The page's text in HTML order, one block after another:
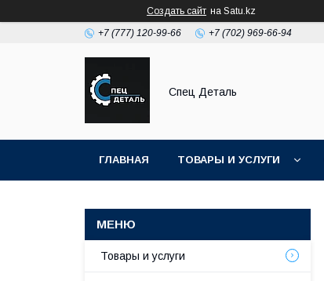
Создать сайт на Satu.kz
+7 (777) 120-99-66 +7 (702) 969-66-94
Спец Деталь
ГЛАВНАЯ ТОВАРЫ И УСЛУГИ
Товары и услуги